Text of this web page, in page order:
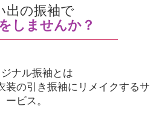
出の振袖で
しませんか？
ナル振袖とは
装の引き振袖にリメイクするサ
ービス。